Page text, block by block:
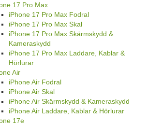
17 Pro Max
iPhone 17 Pro Max Fodral
iPhone 17 Pro Max Skal
iPhone 17 Pro Max Skärmskydd &
Kameraskydd
iPhone 17 Pro Max Laddare, Kablar &
Hörlurar
Air
iPhone Air Fodral
iPhone Air Skal
iPhone Air Skärmskydd & Kameraskydd
iPhone Air Laddare, Kablar & Hörlurar
17e